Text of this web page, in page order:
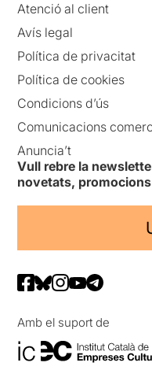
Atenció al client
Avís legal
Política de privacitat
Política de cookies
Condicions d’ús
Comunicacions
Anuncia’t
Vull rebre la
novetats,
Amb el suport de